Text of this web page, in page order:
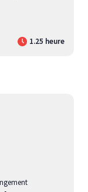
1.25 heure